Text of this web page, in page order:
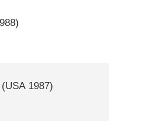
(USA 1987)